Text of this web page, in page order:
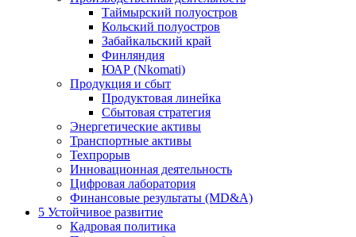
Таймырский полуостров
Кольский полуостров
Забайкальский край
Финляндия
ЮАР (Nkomati)
Продукция и сбыт
Продуктовая линейка
Сбытовая стратегия
Энергетические активы
Транспортные активы
Техпрорыв
Инновационная деятельность
Цифровая лаборатория
Финансовые результаты (MD&A)
5 Устойчивое развитие
Кадровая политика